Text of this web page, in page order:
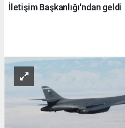
İletişim Başkanlığı'ndan geldi